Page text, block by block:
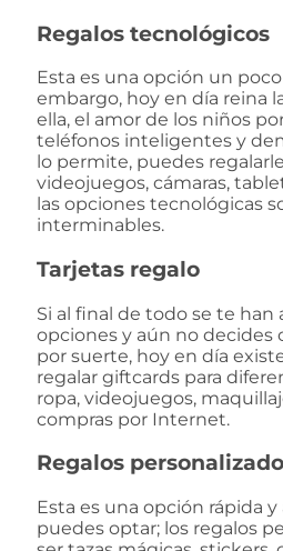
Regalos tecnológicos
Esta es una opción un
embargo, hoy en día reina
ella, el amor de los niños
teléfonos inteligentes y
lo permite, puedes
videojuegos, cámaras,
las opciones tecnológicas
interminables.
Tarjetas regalo
Si al final de todo se te han
opciones y aún no decides
por suerte, hoy en día
regalar giftcards para
ropa, videojuegos,
compras por Internet.
Regalos
Esta es una opción rápida
puedes optar; los regalos